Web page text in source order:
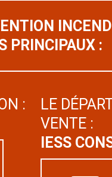
PRINCIPAUX :
:
LE
VENTE :
IESS